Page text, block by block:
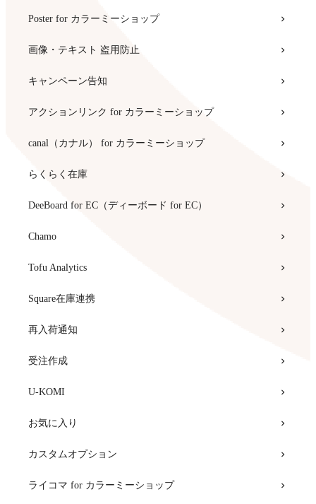
Poster for カラーミーショップ
画像・テキスト 盗用防止
キャンペーン告知
アクションリンク for カラーミーショップ
canal（カナル） for カラーミーショップ
らくらく在庫
DeeBoard for EC（ディーボード for EC）
Chamo
Tofu Analytics
Square在庫連携
再入荷通知
受注作成
U-KOMI
お気に入り
カスタムオプション
ライコマ for カラーミーショップ